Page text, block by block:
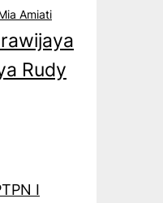
Amiati
Rudy
I